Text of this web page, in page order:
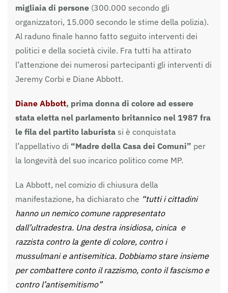
migliaia di persone (300.000 secondo gli
organizzatori, 15.000 secondo le stime della polizia).
Al raduno finale hanno fatto seguito interventi dei
politici e della società civile. Fra tutti ha attirato
l’attenzione dei numerosi partecipanti gli interventi di
Jeremy Corbi e Diane Abbott.
Diane Abbott, prima donna di colore ad essere
stata eletta nel parlamento britannico nel 1987 fra
le fila del partito laburista si è conquistata
l’appellativo di “Madre della Casa dei Comuni” per
la longevità del suo incarico politico come MP.
La Abbott, nel comizio di chiusura della
manifestazione, ha dichiarato che “tutti i cittadini
hanno un nemico comune rappresentato
dall’ultradestra. Una destra insidiosa, cinica e
razzista contro la gente di colore, contro i
mussulmani e antisemitica. Dobbiamo stare insieme
per combattere conto il razzismo, conto il fascismo e
contro l’antisemitismo”